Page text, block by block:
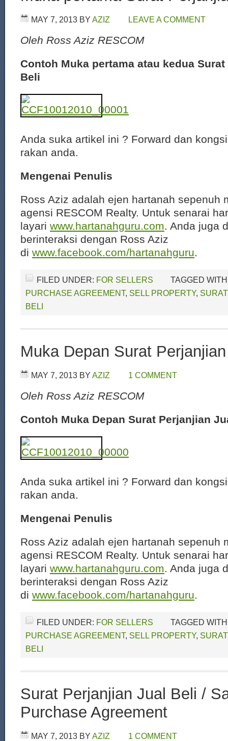
MAY 7, 2013 BY AZIZ LEAVE A COMMENT
Oleh Ross Aziz RESCOM
Contoh Muka pertama atau kedua
Beli
Anda suka artikel ini ? Forward dan
rakan anda.
Mengenai Penulis
Ross Aziz adalah ejen hartanah sepenuh
agensi RESCOM Realty. Untuk senarai
layari www.hartanahguru.com. Anda juga
berinteraksi dengan Ross Aziz
di www.facebook.com/hartanahguru.
FILED UNDER: FOR SELLERS
TAGGED
PURCHASE AGREEMENT, SELL PROPERTY,
BELI
Muka Depan Surat
MAY 7, 2013 BY AZIZ 1 COMMENT
Oleh Ross Aziz RESCOM
Contoh Muka Depan Surat Perjanjian
Anda suka artikel ini ? Forward dan
rakan anda.
Mengenai Penulis
Ross Aziz adalah ejen hartanah sepenuh
agensi RESCOM Realty. Untuk senarai
layari www.hartanahguru.com. Anda juga
berinteraksi dengan Ross Aziz
di www.facebook.com/hartanahguru.
FILED UNDER: FOR SELLERS
TAGGED
PURCHASE AGREEMENT, SELL PROPERTY,
BELI
Surat Perjanjian Jual Beli /
Purchase Agreement
MAY 7, 2013 BY AZIZ 1 COMMENT